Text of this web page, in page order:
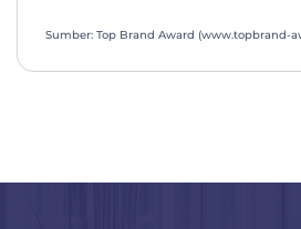
Sumber: Top Brand Award (www.topbrand-